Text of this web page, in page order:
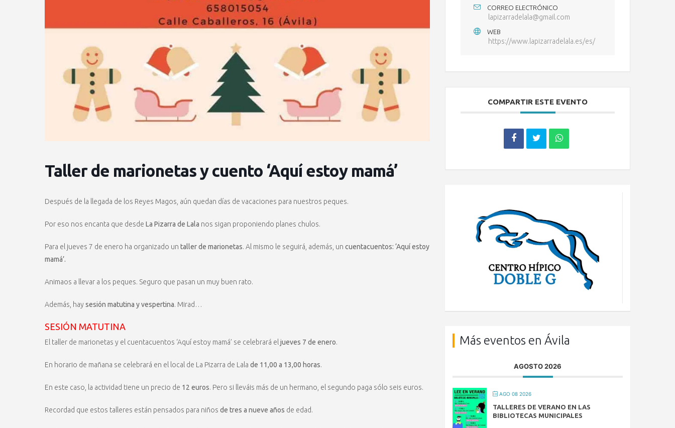
Taller de marionetas y cuento ‘Aquí estoy mamá’
Después de la llegada de los Reyes Magos, aún quedan días de vacaciones para nuestros peques.
Por eso nos encanta que desde La Pizarra de Lala nos sigan proponiendo planes chulos.
Para el jueves 7 de enero ha organizado un taller de marionetas. Al mismo le seguirá, además, un cuentacuentos: ‘Aquí estoy
mamá’.
Animaos a llevar a los peques. Seguro que pasan un muy buen rato.
Además, haysesión matutina y vespertina. Mirad…
SESIÓN MATUTINA
El taller de marionetas y el cuentacuentos ‘Aquí estoy mamá’ se celebrará eljueves 7 de enero.
En horario de mañana se celebrará en el local de La Pizarra de Lala de 11,00 a 13,00 horas.
En este caso, la actividad tiene un precio de 12 euros. Pero si lleváis más de un hermano, el segundo paga sólo seis euros.
Recordad que estos talleres están pensados para niños de tres a nueve años de edad.
CORREO ELECTRÓNICO
lapizarradelala@gmail.com
WEB
https://www.lapizarradelala.es/es/
COMPARTIR ESTE EVENTO
Más eventos en Ávila
AGOSTO 2026
AGO 08 2026
TALLERES DE VERANO EN LAS
BIBLIOTECAS MUNICIPALES